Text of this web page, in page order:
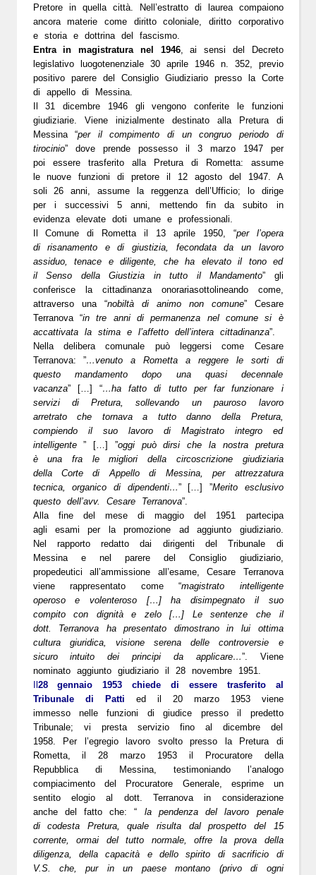
Pretore in quella città. Nell’estratto di laureacompaiono
ancora materie come diritto coloniale, diritto corporativo
e storia e dottrina del fascismo.
Entra in magistratura nel 1946, ai sensi del Decreto
legislativo luogotenenziale 30 aprile 1946 n. 352, previo
positivo parere del Consiglio Giudiziario presso la Corte
di appello di Messina.
Il31 dicembre 1946gli vengono conferite le funzioni
giudiziarie. Viene inizialmente destinato alla Pretura di
Messina “per il compimento di un congruo periodo di
tirocinio” dove prende possesso il 3 marzo 1947per
poi essere trasferito alla Pretura di Rometta: assume
le nuove funzioni di pretore il 12 agosto del 1947. A
soli 26 anni, assume la reggenza dell’Ufficio; lo dirige
per i successivi 5 anni, mettendo fin da subito in
evidenza elevate doti umane e professionali.
Il Comune di Rometta il 13 aprile 1950, “per l’opera
di risanamento e di giustizia, fecondata da un lavoro
assiduo, tenace e diligente, che ha elevato il tono ed
il Senso della Giustizia in tutto il Mandamento” gli
conferisce la cittadinanza onorariasottolineando come,
attraverso una “nobiltà di animo non comune” Cesare
Terranova “in tre anni di permanenza nel comune si è
accattivata la stima e l’affetto dell’intera cittadinanza”.
Nella delibera comunale può leggersi come Cesare
Terranova: ”…venuto a Rometta a reggere le sorti di
questo mandamento dopo una quasi decennale
vacanza” […] “…ha fatto di tutto per far funzionare i
servizi di Pretura, sollevando un pauroso lavoro
arretrato che tornava a tutto danno della Pretura,
compiendo il suo lavoro di Magistrato integro ed
intelligente” […] ”oggi può dirsi che la nostra pretura
è una fra le migliori della circoscrizione giudiziaria
della Corte di Appello di Messina, per attrezzatura
tecnica, organico di dipendenti…” […] ”Merito esclusivo
questo dell’avv. Cesare Terranova”.
Alla fine del mese di maggio del 1951 partecipa
agli esami per la promozione ad aggiunto giudiziario.
Nel rapporto redatto dai dirigenti del Tribunale di
Messinae nel parere del Consiglio giudiziario,
propedeutici all’ammissione all’esame, Cesare Terranova
viene rappresentato come “magistrato intelligente
operoso e volenteroso […] ha disimpegnato il suo
compito con dignità e zelo […] Le sentenze che il
dott. Terranova ha presentato dimostrano in lui ottima
cultura giuridica, visione serena delle controversie e
sicuro intuito dei principi da applicare…”. Viene
nominato aggiunto giudiziario il 28 novembre 1951.
28 gennaio 1953 chiede di essere trasferito al
Tribunale di Patti ed il 20 marzo 1953viene
immesso nelle funzioni di giudice presso il predetto
Tribunale; vi presta servizio fino al dicembre del
1958.
Per l’egregio lavoro svolto presso la Pretura di
Rometta, il28 marzo 1953il Procuratore della
Repubblica di Messina, testimoniando l’analogo
compiacimento del Procuratore Generale, esprime un
sentito elogio al dott. Terranova in considerazione
anche del fatto che: “ la pendenza del lavoro penale
di codesta Pretura, quale risulta dal prospetto del 15
corrente, ormai del tutto normale, offre la prova della
diligenza, della capacità e dello spirito di sacrificio di
V.S. che, pur in un paese montano (privo di ogni